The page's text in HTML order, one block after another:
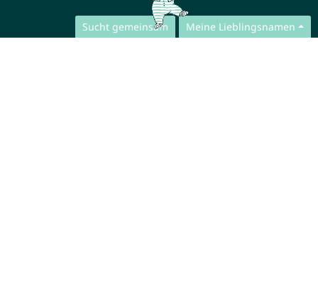
Sucht gemeinsam Meine Lieblingsnamen